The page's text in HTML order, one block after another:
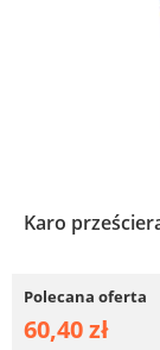
Karo
Polecana oferta
60,40 zł